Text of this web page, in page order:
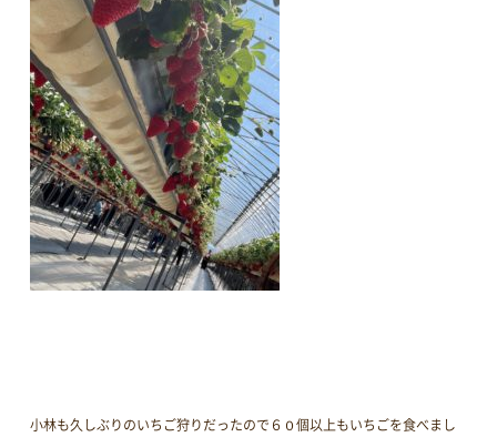
小林も久しぶりのいちご狩りだったので６０個以上もいちごを食べまし